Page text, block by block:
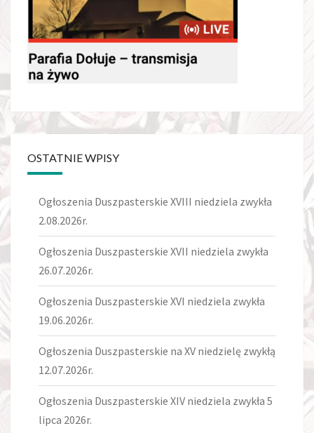
OSTATNIE WPISY
Ogłoszenia Duszpasterskie XVIII niedziela zwykła
2.08.2026r.
Ogłoszenia Duszpasterskie XVII niedziela zwykła
26.07.2026r.
Ogłoszenia Duszpasterskie XVI niedziela zwykła
19.06.2026r.
Ogłoszenia Duszpasterskie na XV niedzielę zwykłą
12.07.2026r.
Ogłoszenia Duszpasterskie XIV niedziela zwykła 5
lipca 2026r.